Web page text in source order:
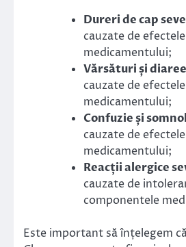
Dureri de cap
cauzate de
medicamentului;
Vărsături și diaree
cauzate de
medicamentului;
Confuzie și
cauzate de
medicamentului;
Reacții alergice
cauzate de
componentele
Este important să înțelegem